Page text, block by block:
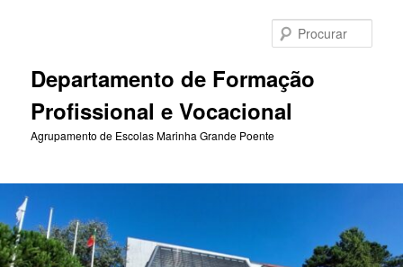
primárioDepartamento de Formação
Profissional e Vocacional
Agrupamento de Escolas Marinha Grande Poente